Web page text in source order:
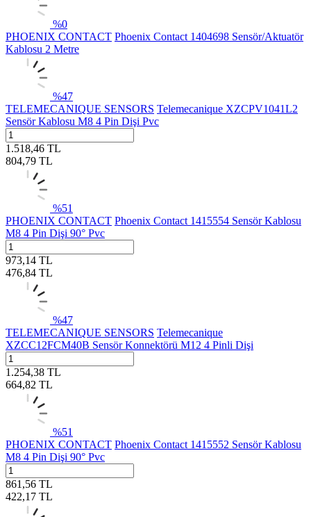
%0
PHOENIX CONTACT Phoenix Contact 1404698 Sensör/Aktuatör
Kablosu 2 Metre
%47
TELEMECANIQUE SENSORS Telemecanique XZCPV1041L2
Sensör Kablosu M8 4 Pin Dişi Pvc
1.518,46 TL
804,79 TL
%51
PHOENIX CONTACT Phoenix Contact 1415554 Sensör Kablosu
M8 4 Pin Dişi 90° Pvc
973,14 TL
476,84 TL
%47
TELEMECANIQUE SENSORS Telemecanique
XZCC12FCM40B Sensör Konnektörü M12 4 Pinli Dişi
1.254,38 TL
664,82 TL
%51
PHOENIX CONTACT Phoenix Contact 1415552 Sensör Kablosu
M8 4 Pin Dişi 90° Pvc
861,56 TL
422,17 TL